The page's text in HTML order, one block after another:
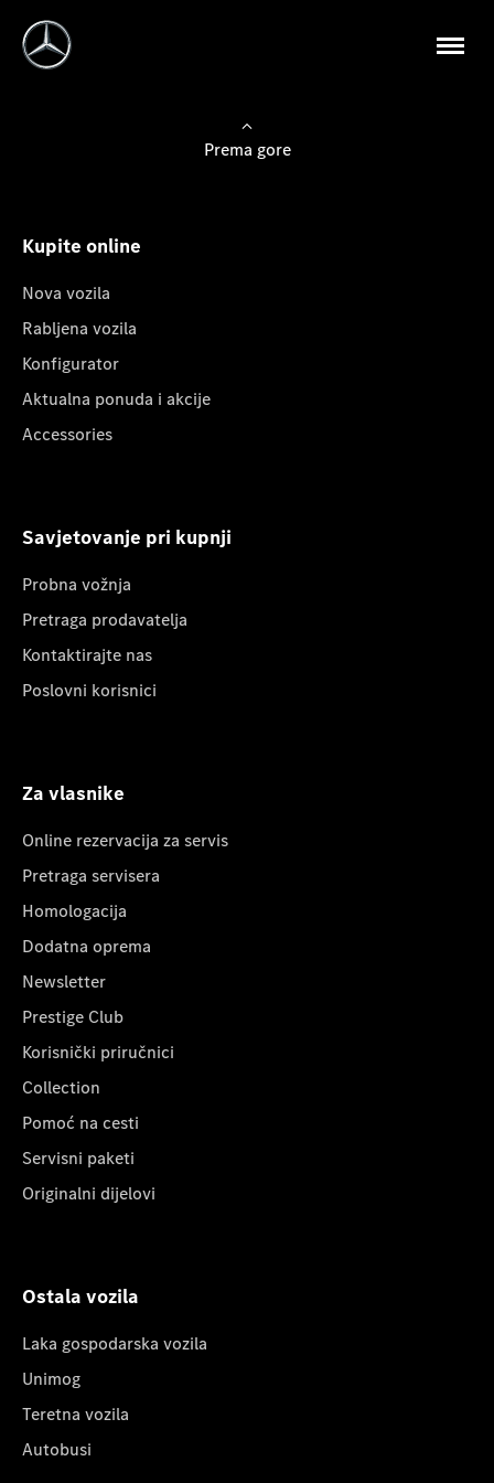
Prema gore
Kupite online
Nova vozila
Rabljena vozila
Konfigurator
Aktualna ponuda i akcije
Accessories
Savjetovanje pri kupnji
Probna vožnja
Pretraga prodavatelja
Kontaktirajte nas
Poslovni korisnici
Za vlasnike
Online rezervacija za servis
Pretraga servisera
Homologacija
Dodatna oprema
Newsletter
Prestige Club
Korisnički priručnici
Collection
Pomoć na cesti
Servisni paketi
Originalni dijelovi
Ostala vozila
Laka gospodarska vozila
Unimog
Teretna vozila
Autobusi